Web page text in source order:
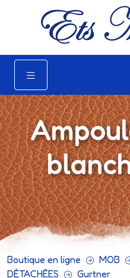
Boutique en ligne MOB
DÉTACHÉES
Gurtner